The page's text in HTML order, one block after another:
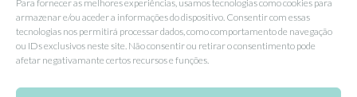
Para fornecer as melhores experiências, usamos tecnologias como cookies para
armazenar e/ou aceder a informações do dispositivo. Consentir com essas
tecnologias nos permitirá processar dados, como comportamento de navegação
ou IDs exclusivos neste site. Não consentir ou retirar o consentimento pode
afetar negativamante certos recursos e funções.
SOBRE A EHGOOM
Sobre Nós
Propriedade Intelectual
Colaboração com Bloggers